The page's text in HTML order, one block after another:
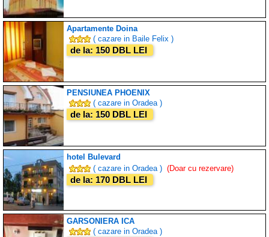
Apartamente Doina
( cazare in Baile Felix )
de la: 150 DBL LEI
PENSIUNEA PHOENIX
( cazare in Oradea )
de la: 150 DBL LEI
hotel Bulevard
( cazare in Oradea ) (Doar cu rezervare)
de la: 170 DBL LEI
GARSONIERA ICA
( cazare in Oradea )